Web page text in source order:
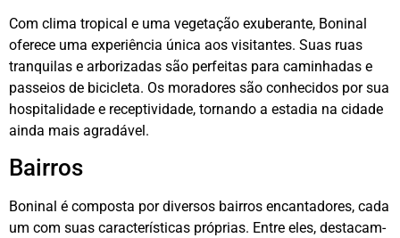
Com clima tropical e uma vegetação exuberante, Boninal
oferece uma experiência única aos visitantes. Suas ruas
tranquilas e arborizadas são perfeitas para caminhadas e
passeios de bicicleta. Os moradores são conhecidos por sua
hospitalidade e receptividade, tornando a estadia na cidade
ainda mais agradável.
Bairros
Boninal é composta por diversos bairros encantadores, cada
um com suas características próprias. Entre eles, destacam-